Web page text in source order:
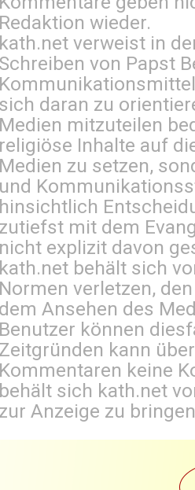
Redaktion wieder.
kath.net verweist in
Schreiben von Papst
sich daran zu
Medien mitzuteilen
religiöse Inhalte auf
Medien zu setzen,
und
hinsichtlich
zutiefst mit dem
nicht explizit davon
kath.net behält sich
Normen verletzen,
dem Ansehen des
Benutzer können
Zeitgründen kann
Kommentaren keine
behält sich kath.net
zur Anzeige zu